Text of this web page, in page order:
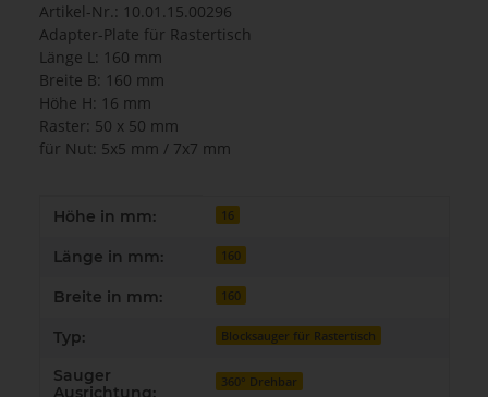
Artikel-Nr.: 10.01.15.00296
Adapter-Plate für Rastertisch
Länge L: 160 mm
Breite B: 160 mm
Höhe H: 16 mm
Raster: 50 x 50 mm
für Nut: 5x5 mm / 7x7 mm
Produkteigenschaft
Wert
Höhe in mm: 16
Länge in mm: 160
Breite in mm: 160
Typ: Blocksauger für Rastertisch
Sauger
Ausrichtung:
360° Drehbar